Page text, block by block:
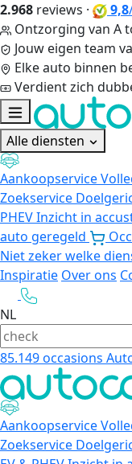
2.968 reviews · 9,8
Ontzorging van A
Jouw eigen team
Elke auto binnen
Verdient zich
Alle diensten
Aankoopservice
Zoekservice
PHEVInzicht in
auto geregeld
Niet zeker welke
Inspiratie Over ons
NL
85.149occasions
Aankoopservice
Zoekservice